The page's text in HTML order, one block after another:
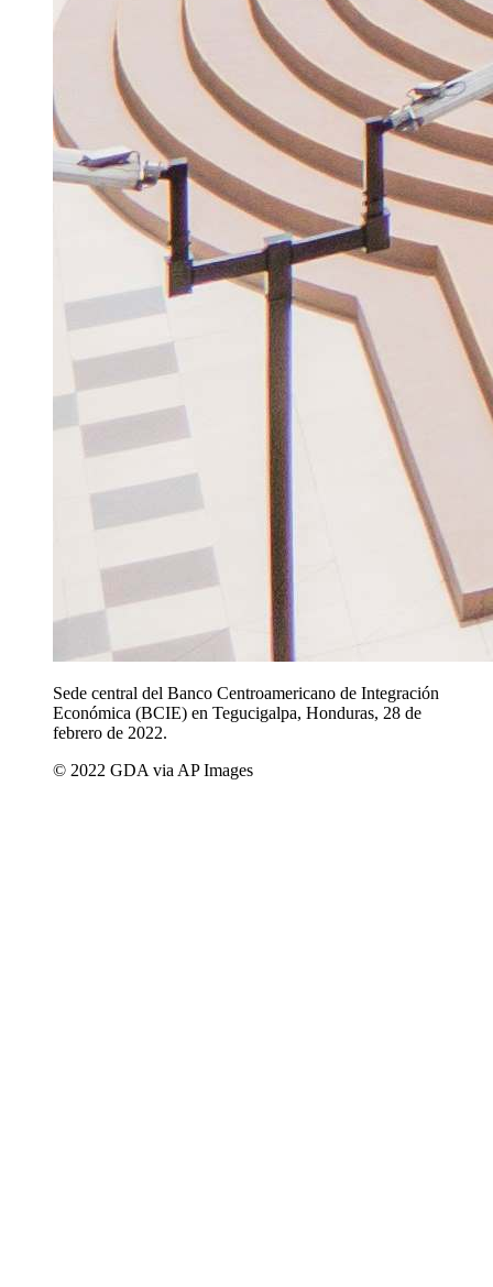
Sede central del Banco Centroamericano de Integración
Económica (BCIE) en Tegucigalpa, Honduras, 28 de
febrero de 2022.
© 2022 GDA via AP Images